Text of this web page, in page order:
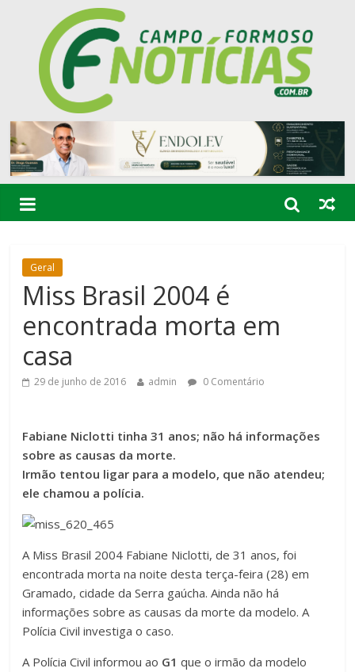
Geral
Miss Brasil 2004 é
encontrada morta em
casa
29 de junho de 2016 admin 0 Comentário
Fabiane Niclotti tinha 31 anos; não há informações
sobre as causas da morte.
Irmão tentou ligar para a modelo, que não atendeu;
ele chamou a polícia.
A Miss Brasil 2004 Fabiane Niclotti, de 31 anos, foi
encontrada morta na noite desta terça-feira (28) em
Gramado, cidade da Serra gaúcha. Ainda não há
informações sobre as causas da morte da modelo. A
Polícia Civil investiga o caso.
A Polícia Civil informou ao G1 que o irmão da modelo